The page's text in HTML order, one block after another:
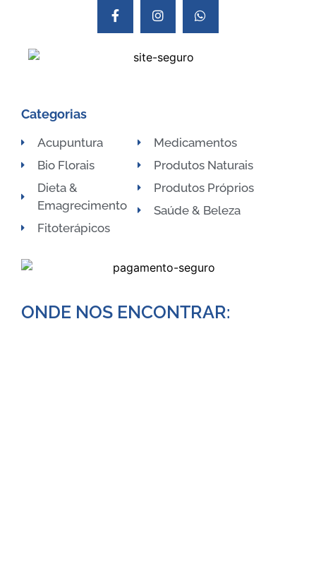
Categorias
Acupuntura
Bio Florais
Dieta &
Emagrecimento
Fitoterápicos
Medicamentos
Produtos Naturais
Produtos Próprios
Saúde & Beleza
ONDE NOS ENCONTRAR:​